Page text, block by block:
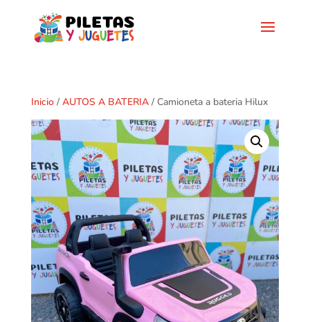
Inicio/ AUTOS A BATERIA/ Camioneta a bateria Hilux